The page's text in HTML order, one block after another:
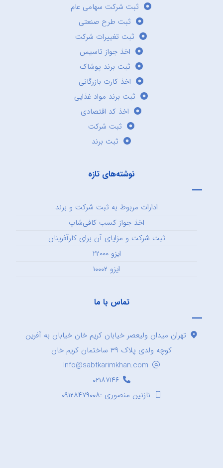
ثبت شرکت سهامی عام
ثبت طرح صنعتی
ثبت تغییرات شرکت
اخذ جواز تاسیس
ثبت برند پوشاک
اخذ کارت بازرگانی
ثبت برند مواد غذایی
اخذ کد اقتصادی
ثبت شرکت
ثبت برند
نوشته‌های تازه
ادارات مربوط به ثبت شرکت و برند
اخذ جواز کسب کافی‌شاپ
ثبت شرکت و مزایای آن برای کارآفرینان
ایزو ۲۲۰۰۰
ایزو ۱۰۰۰۲
تماس با ما
تهران میدان ولیعصر خیابان کریم خان خیابان به آفرین
کوچه ولدی پلاک ۳۹ ساختمان کریم خان
Info@sabtkarimkhan.com
۰۲۱۸۷۱۴۶
نازنین منصوری :۰۹۱۲۸۴۷۹۰۰۸